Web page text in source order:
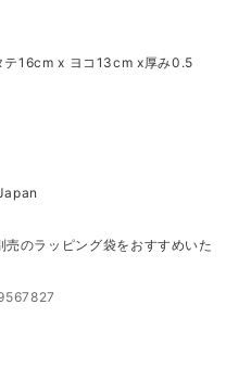
16cm x ヨコ13cm x厚み0.5
のラッピング袋をおすすめいた